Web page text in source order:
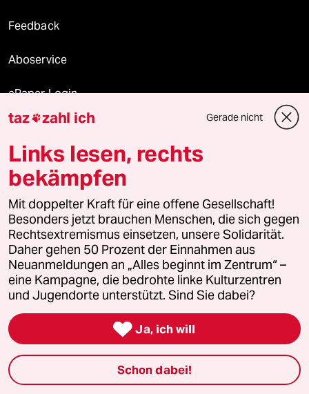
Feedback
Aboservice
ePaper Login
Downloads für Abonnierende
© 2026 taz Verlags und Vertriebs GmbH
Alle Rechte vorbehalten. Bei rechtlichen Fragen oder für Genehmigungen
wenden Sie sich bitte an
lizenzen@taz.de
Feedback Redaktionsstatut Kommune-Richtlinien
Leitlinie Informant Datenschutz Impressum AGB
Seitenwende Einwilligungen widerrufen (Ads)
taz zahl ich Gerade nicht
Links lesen, rechts
bekämpfen
Mit doppelter Kraft für eine offene Gesellschaft!
Besonders jetzt brauchen Menschen, die sich gegen
Rechtsextremismus einsetzen, unsere Solidarität.
Daher gehen 50 Prozent der Einnahmen aus
Neuanmeldungen an „Alles beginnt im Zentrum“ –
eine Kampagne, die bedrohte linke Kulturzentren
und Jugendorte unterstützt. Sind Sie dabei?
 Ja, ich will
Schon dabei!